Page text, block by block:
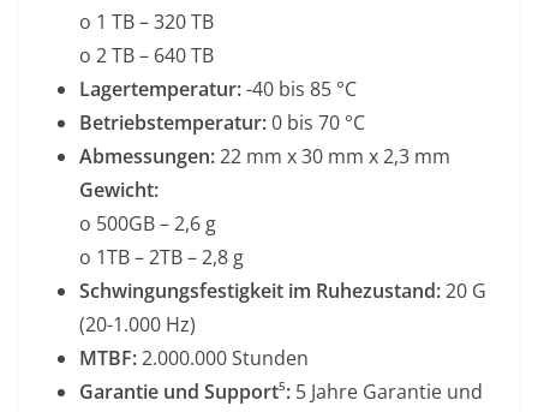
o 1 TB – 320 TB
o 2 TB – 640 TB
Lagertemperatur:-40 bis 85 °C
Betriebstemperatur:0 bis 70 °C
Abmessungen:22 mm x 30 mm x 2,3 mm
Gewicht:
o 500GB – 2,6 g
o 1TB – 2TB – 2,8 g
Schwingungsfestigkeit im Ruhezustand:20 G
(20-1.000 Hz)
MTBF:2.000.000 Stunden
Garantie und Support⁵: 5 Jahre Garantie und